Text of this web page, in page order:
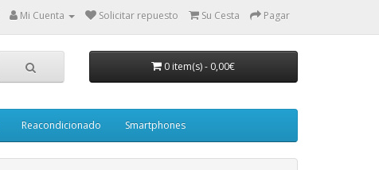
Mi Cuenta Solicitar repuesto Su Cesta Pagar
0 item(s)- 0,00€
Reacondicionado Smartphones